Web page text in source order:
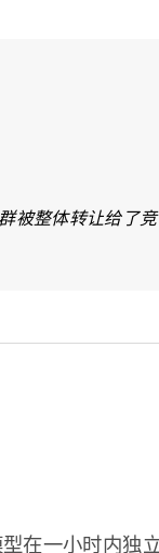
被整体转让给
在一小时内独